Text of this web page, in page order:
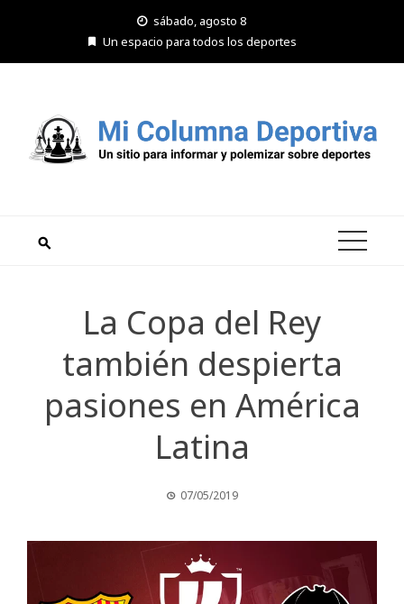
sábado, agosto 8
Un espacio para todos los deportes
La Copa del Rey
también despierta
pasiones en América
Latina
07/05/2019